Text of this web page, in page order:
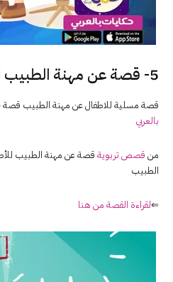
5- قصة عن مهنة الطبيب للاطفال
قصة مسلية للاطفال عن مهنة الطبيب
بالعربي
من قصص تربوية قصة عن مهنة الطبيب
الطبيب
⇐لقراءة القصة من هنا